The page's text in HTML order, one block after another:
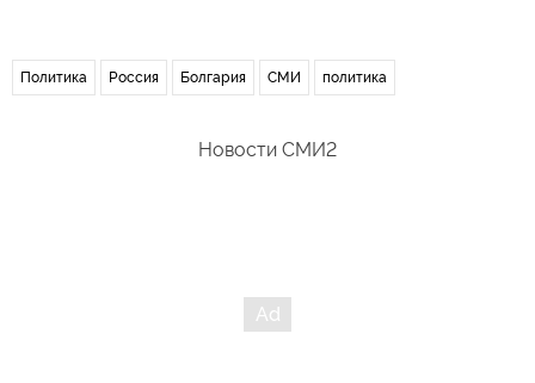
Политика Россия Болгария СМИ политика
Новости СМИ2